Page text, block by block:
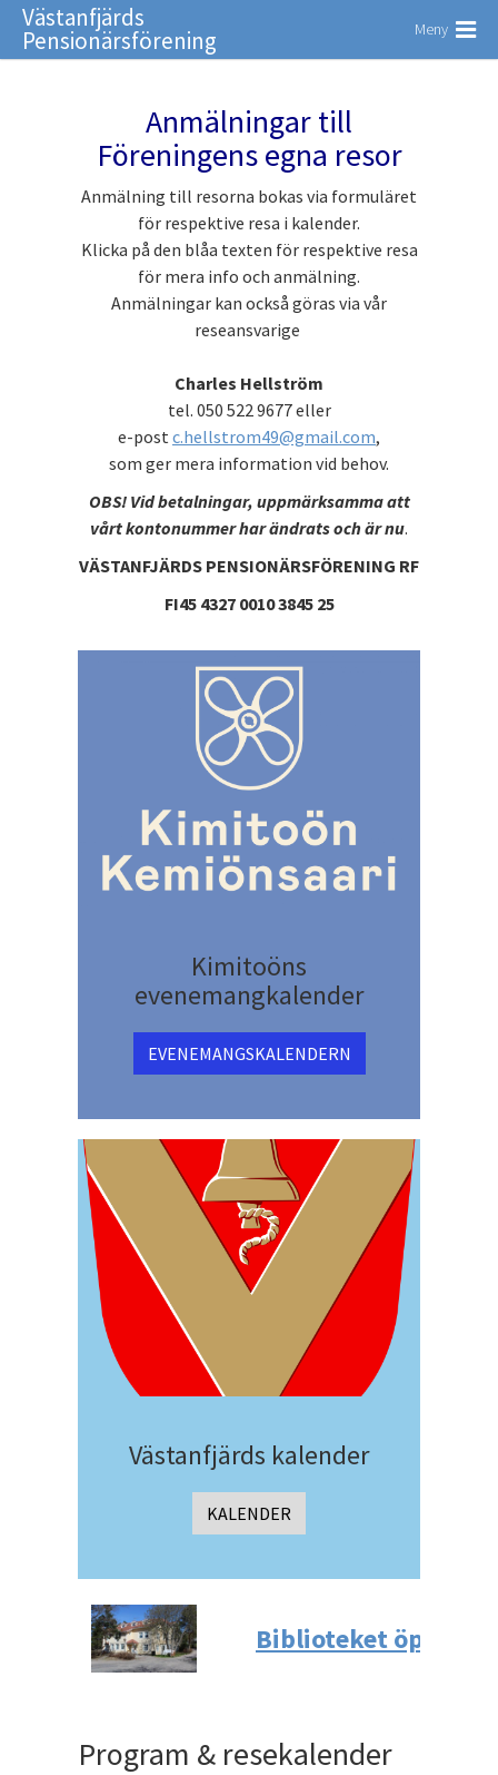
Västanfjärds
Pensionärsförening Meny
Anmälningar till
Föreningens egna resor
Anmälning till resorna bokas via formuläret
för respektive resa i kalender.
Klicka på den blåa texten för respektive resa
för mera info och anmälning.
Anmälningar kan också göras via vår
reseansvarige
Charles Hellström
tel. 050 522 9677 eller
e-postc.hellstrom49@gmail.com,
som ger mera information vid behov.
OBS! Vid betalningar, uppmärksamma att
vårt kontonummer har ändrats och är nu.
VÄSTANFJÄRDS PENSIONÄRSFÖRENING RF
FI45 4327 0010 3845 25
Kimitoöns
evenemangkalender
EVENEMANGSKALENDERN
Västanfjärds kalender
KALENDER
Biblioteket
Program & resekalender